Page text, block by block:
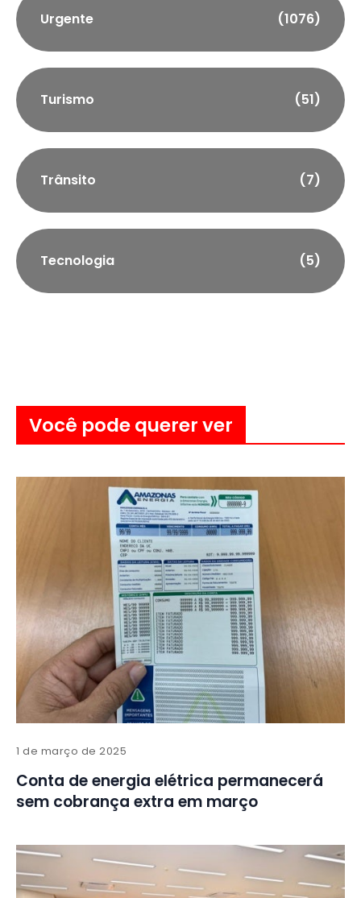
Urgente (1076)
Turismo (51)
Trânsito (7)
Tecnologia (5)
Você pode querer ver
1 de março de 2025
Conta de energia elétrica permanecerá
sem cobrança extra em março